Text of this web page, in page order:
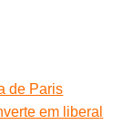
de Paris
em libera